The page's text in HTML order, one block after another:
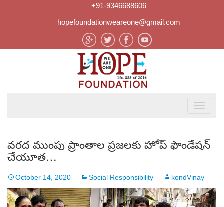
+91-9346688606
hopefoundationweareone@gmail.com
వరద ముంపు ప్రాంతాల ప్రజలకు హోప్ ఫౌండేషన్
చేయూత…
October 14, 2020 Social Responsibility kondVinay